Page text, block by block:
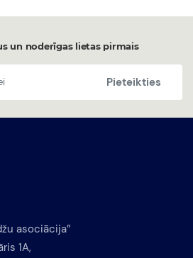
un noderīgas lietas pirmais
Pieteikties
asociācija”
1A,